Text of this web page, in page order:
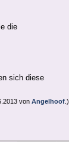
die
sich diese
von Angelhoof .)